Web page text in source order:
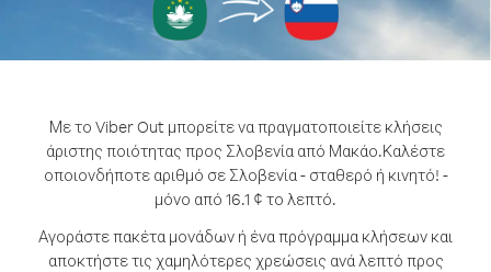
Με το Viber Out μπορείτε να πραγματοποιείτε κλήσεις
άριστης ποιότητας προς Σλοβενία από Μακάο.Καλέστε
οποιονδήποτε αριθμό σε Σλοβενία - σταθερό ή κινητό! -
μόνο από 16.1 ¢ το λεπτό.
Αγοράστε πακέτα μονάδων ή ένα πρόγραμμα κλήσεων και
αποκτήστε τις χαμηλότερες χρεώσεις ανά λεπτό προς